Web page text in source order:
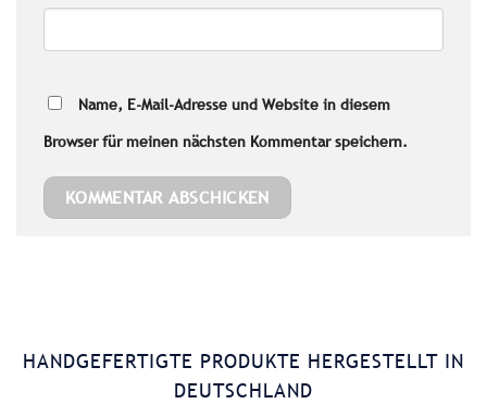
Name, E-Mail-Adresse und Website in diesem
Browser für meinen nächsten Kommentar speichern.
HANDGEFERTIGTE PRODUKTE HERGESTELLT IN
DEUTSCHLAND